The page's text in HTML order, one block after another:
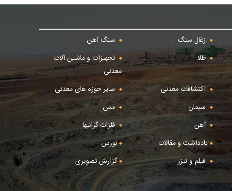
زغال سنگ
سنگ آهن
طلا
تجهیزات و ماشین آلات
معدنی
اکتشافات معدنی
سایر حوزه های معدنی
سیمان
مس
آهن
فلزات گرانبها
یادداشت و مقالات
بورس
فیلم و تیزر
گزارش تصویری